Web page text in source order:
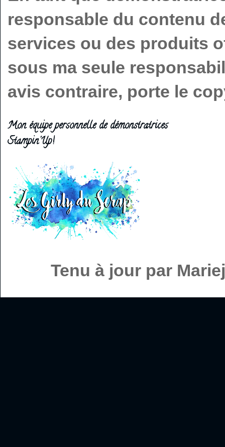
responsable du contenu
services ou des produits
sous ma seule
avis contraire, porte le
Mon équipe personnelle de démonstratrices
Stampin'Up!
Tenu à jour par